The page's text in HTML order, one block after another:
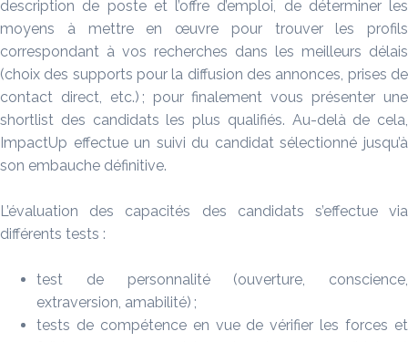
description de poste et l’offre d’emploi, de déterminer les
moyens à mettre en œuvre pour trouver les profils
correspondant à vos recherches dans les meilleurs délais
(choix des supports pour la diffusion des annonces, prises de
contact direct, etc.) ; pour finalement vous présenter une
shortlist des candidats les plus qualifiés. Au-delà de cela,
ImpactUp effectue un suivi du candidat sélectionné jusqu’à
son embauche définitive.
L’évaluation des capacités des candidats s’effectue via
différents tests :
test de personnalité (ouverture, conscience,
extraversion, amabilité) ;
tests de compétence en vue de vérifier les forces et